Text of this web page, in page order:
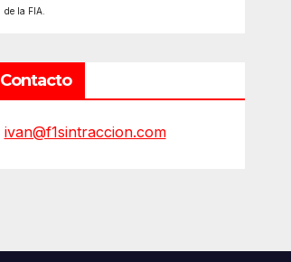
de la FIA.
Contacto
ivan@f1sintraccion.com